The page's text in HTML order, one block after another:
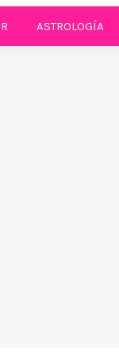
ASTROLOGÍA